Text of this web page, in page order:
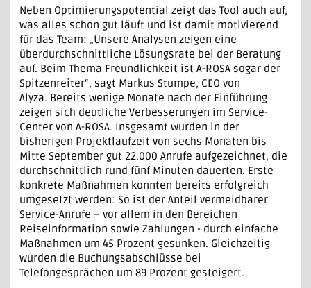
Neben Optimierungspotential zeigt das Tool auch auf,
was alles schon gut läuft und ist damit motivierend
für das Team: „Unsere Analysen zeigen eine
überdurchschnittliche Lösungsrate bei der Beratung
auf. Beim Thema Freundlichkeit ist A-ROSA sogar der
Spitzenreiter“, sagt Markus Stumpe, CEO von
Alyza. Bereits wenige Monate nach der Einführung
zeigen sich deutliche Verbesserungen im Service-
Center von A-ROSA. Insgesamt wurden in der
bisherigen Projektlaufzeit von sechs Monaten bis
Mitte September gut 22.000 Anrufe aufgezeichnet, die
durchschnittlich rund fünf Minuten dauerten. Erste
konkrete Maßnahmen konnten bereits erfolgreich
umgesetzt werden: So ist der Anteil vermeidbarer
Service-Anrufe – vor allem in den Bereichen
Reiseinformation sowie Zahlungen - durch einfache
Maßnahmen um 45 Prozent gesunken. Gleichzeitig
wurden die Buchungsabschlüsse bei
Telefongesprächen um 89 Prozent gesteigert.